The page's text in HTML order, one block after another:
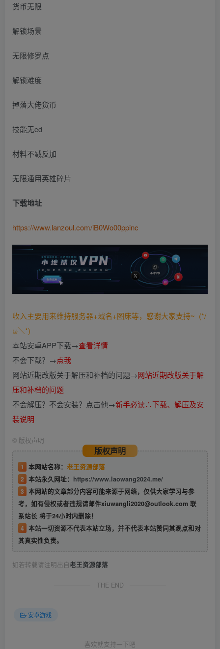
货币无限
解锁场景
无限修罗点
解锁难度
掉落大佬货币
技能无cd
材料不减反加
无限通用英雄碎片
下载地址
https://www.lanzoul.com/iB0Wo00ppinc
收入主要用来维持服务器+域名+图床等，感谢大家支持~ (*/
ω＼*)
本站安卓APP下载→查看详情
不会下载？→点我
网站近期改版关于解压和补档的问题→网站近期改版关于解
压和补档的问题
不会解压？不会安装？点击他→新手必读∴下载、解压及安
装说明
© 版权声明
版权声明
1 本网站名称： 老王资源部落
2 本站永久网址： https://www.laowang2024.me/
3 本网站的文章部分内容可能来源于网络，仅供大家学习与参
考，如有侵权或者违规请邮件xiuwangli2020@outlook.com 联
系站长 将于24小时内删除！
4 本站一切资源不代表本站立场，并不代表本站赞同其观点和对
其真实性负责。
如若转载请注明出自老王资源部落
THE END
安卓游戏
喜欢就支持一下吧